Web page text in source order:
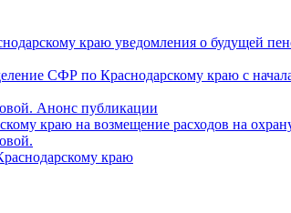
краю уведомления о будущей
СФР по Краснодарскому краю с
Анонс публикации
краю на возмещение расходов на
краю